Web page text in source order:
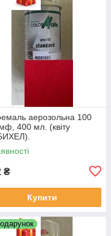
аерозольна 100
400 мл. (квіту
₴
Купити